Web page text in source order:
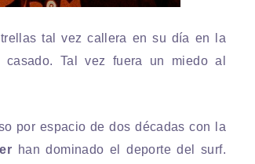
tal vez callera en su día en la
Tal vez fuera un miedo al
por espacio de dos décadas con la
han dominado el deporte del surf.